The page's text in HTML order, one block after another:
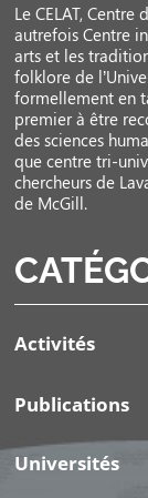
Le CELAT,
autrefois Centre
arts et les
folklore de
formellement en
premier à être
des sciences
que centre tri-
chercheurs de
de McGill.
Activités
Publications
Universités